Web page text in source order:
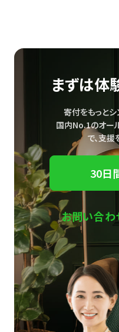
まずは体
寄付をもっとシ
国内No.1のオー
で、支援
30日
お問い合わ